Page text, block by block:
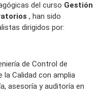
del curso Gestión
, han sido
dirigidos por:
de Control de
la Calidad con amplia
asesoría y auditoría en